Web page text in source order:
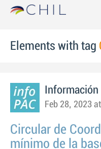
Elements with tag
Información
Feb 28, 2023
Circular de
mínimo de la